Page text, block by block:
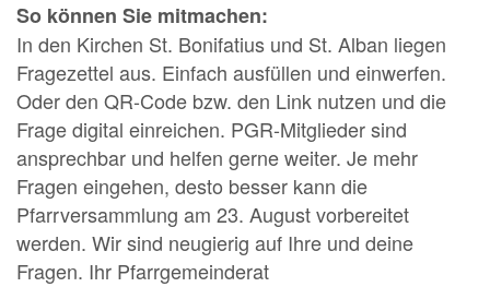
So können Sie mitmachen:
In den Kirchen St. Bonifatius und St. Alban liegen
Fragezettel aus. Einfach ausfüllen und einwerfen.
Oder den QR-Code bzw. den Link nutzen und die
Frage digital einreichen. PGR-Mitglieder sind
ansprechbar und helfen gerne weiter. Je mehr
Fragen eingehen, desto besser kann die
Pfarrversammlung am 23. August vorbereitet
werden. Wir sind neugierig auf Ihre und deine
Fragen. Ihr Pfarrgemeinderat